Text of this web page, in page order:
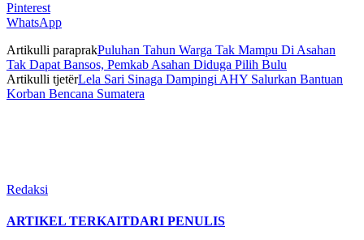
Pinterest
WhatsApp
Artikulli paraprakPuluhan Tahun Warga Tak Mampu Di Asahan
Tak Dapat Bansos, Pemkab Asahan Diduga Pilih Bulu
Artikulli tjetërLela Sari Sinaga Dampingi AHY Salurkan Bantuan
Korban Bencana Sumatera
Redaksi
ARTIKEL TERKAITDARI PENULIS